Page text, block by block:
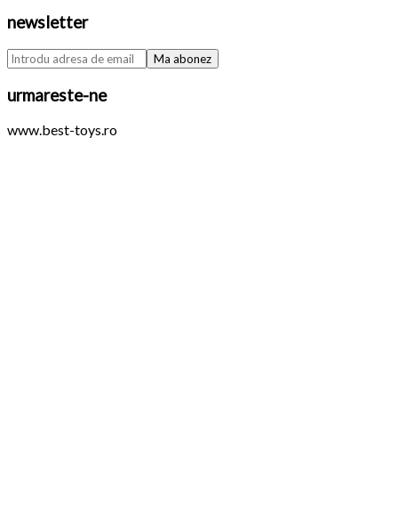
newsletter
urmareste-ne
www.best-toys.ro